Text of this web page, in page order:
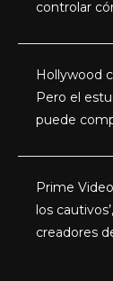
controlar
Hollywood
Pero el
puede
Prime
los
creadores